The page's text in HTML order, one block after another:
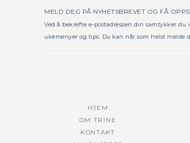
MELD DEG PÅ NYHETSBREVET OG FÅ
Ved å bekrefte e-postadressen din samtykker
ukemenyer og tips. Du kan når som helst melde
HJEM
OM TRINE
KONTAKT